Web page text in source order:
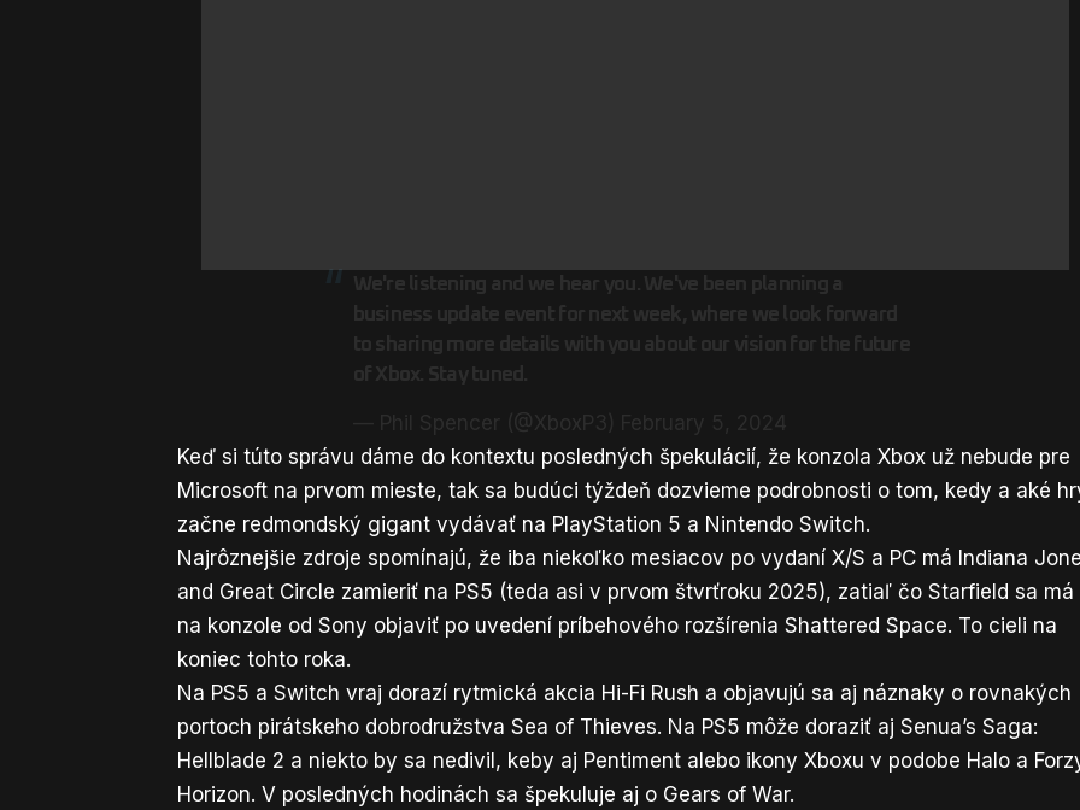
Keď si túto správu dáme do kontextu posledných špekulácií, že konzola Xbox už nebude pre
Microsoft na prvom mieste, tak sa budúci týždeň dozvieme podrobnosti o tom, kedy a aké
začne redmondský gigant vydávať na PlayStation 5 a Nintendo Switch.
Najrôznejšie zdroje spomínajú, že iba niekoľko mesiacov po vydaní X/S a PC má Indiana
and Great Circle zamieriť na PS5 (teda asi v prvom štvrťroku 2025), zatiaľ čo Starfield sa má
na konzole od Sony objaviť po uvedení príbehového rozšírenia Shattered Space. To cieli na
koniec tohto roka.
Na PS5 a Switch vraj dorazí rytmická akcia Hi-Fi Rush a objavujú sa aj náznaky o rovnakých
portoch pirátskeho dobrodružstva Sea of Thieves. Na PS5 môže doraziť aj Senua’s Saga:
Hellblade 2 a niekto by sa nedivil, keby aj Pentiment alebo ikony Xboxu v podobe Halo a
Horizon. V posledných hodinách sa špekuluje aj o Gears of War.